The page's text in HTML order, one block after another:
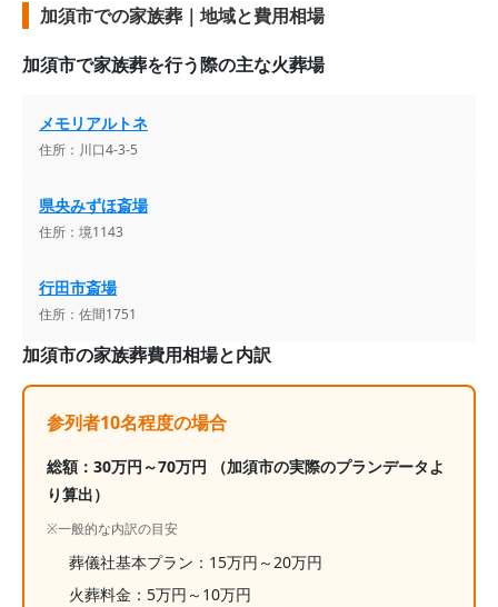
加須市での家族葬｜地域と費用相場
加須市で家族葬を行う際の主な火葬場
メモリアルトネ
住所： 川口4-3-5
県央みずほ斎場
住所： 境1143
行田市斎場
住所： 佐間1751
加須市の家族葬費用相場と内訳
参列者10名程度の場合
総額： 30万円～70万円 （加須市の実際のプランデータよ
り算出）
※一般的な内訳の目安
葬儀社基本プラン： 15万円～20万円
火葬料金： 5万円～ 10万円